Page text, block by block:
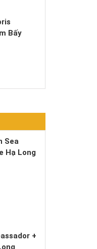
Bấy
Sea
Hạ Long
+